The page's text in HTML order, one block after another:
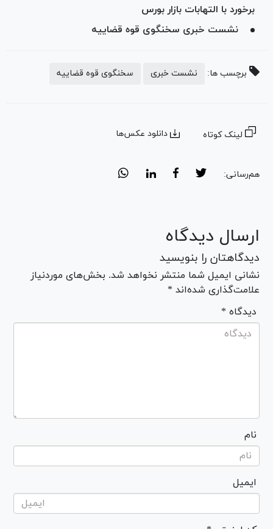
برخورد با التهابات بازار بورس
نشست خبری سخنگوی قوه قضاییه
برچسب ها: نشست خبری سخنگوی قوه قضاییه
لینک کوتاه دانلود عکس‌ها
هم‌رسانی:
ارسال دیدگاه
دیدگاهتان را بنویسید
نشانی ایمیل شما منتشر نخواهد شد. بخش‌های موردنیاز
علامت‌گذاری شده‌اند *
* دیدگاه
نام
ایمیل